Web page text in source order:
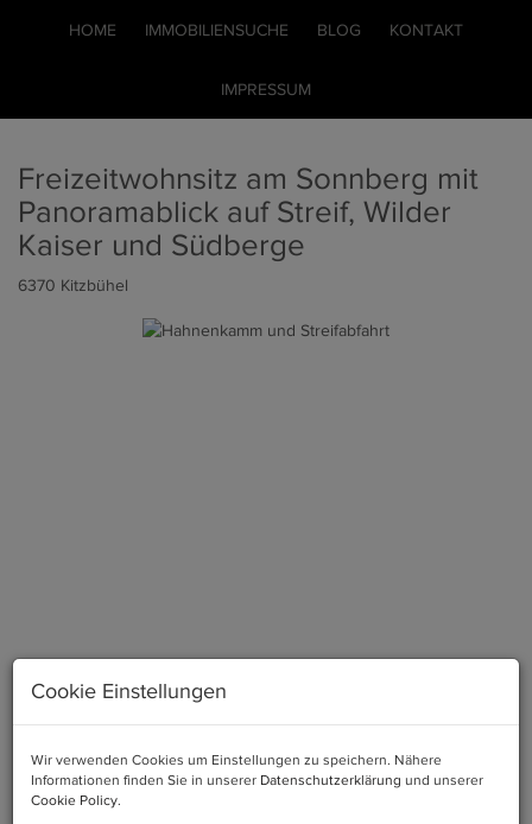
HOME IMMOBILIENSUCHE BLOG KONTAKT
IMPRESSUM
Freizeitwohnsitz am Sonnberg mit
Panoramablick auf Streif, Wilder
Kaiser und Südberge
6370 Kitzbühel
Cookie Einstellungen
Wir verwenden Cookies um Einstellungen zu speichern. Nähere
Informationen finden Sie in unserer Datenschutzerklärung und unserer
Cookie Policy.